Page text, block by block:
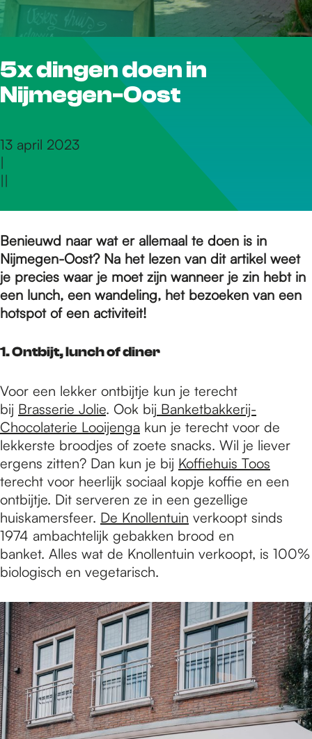
r
d
e
o
m
p
a
g
e
5x dingen doen in
Nijmegen-Oost
13 april 2023
|
||
Benieuwd naar wat er allemaal te doen is in
Nijmegen-Oost? Na het lezen van dit artikel weet
je precies waar je moet zijn wanneer je zin hebt in
een lunch, een wandeling, het bezoeken van een
hotspot of een activiteit!
1. Ontbijt, lunch of diner
Voor een lekker ontbijtje kun je terecht
bij Brasserie Jolie. Ook bij Banketbakkerij-
Chocolaterie Looijenga kun je terecht voor de
lekkerste broodjes of zoete snacks. Wil je liever
ergens zitten? Dan kun je bij Koffiehuis Toos
terecht voor heerlijk sociaal kopje koffie en een
ontbijtje. Dit serveren ze in een gezellige
huiskamersfeer. De Knollentuin verkoopt sinds
1974 ambachtelijk gebakken brood en
banket. Alles wat de Knollentuin verkoopt, is 100%
biologisch en vegetarisch.